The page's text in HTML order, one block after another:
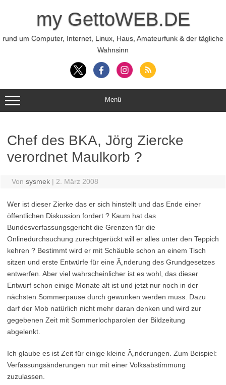
my GettoWEB.DE
rund um Computer, Internet, Linux, Haus, Amateurfunk & der tägliche
Wahnsinn
Menü
Chef des BKA, Jörg Ziercke
verordnet Maulkorb ?
Von sysmek | 2. März 2008
Wer ist dieser Zierke das er sich hinstellt und das Ende einer
öffentlichen Diskussion fordert ? Kaum hat das
Bundesverfassungsgericht die Grenzen für die
Onlinedurchsuchung zurechtgerückt will er alles unter den Teppich
kehren ? Bestimmt wird er mit Schäuble schon an einem Tisch
sitzen und erste Entwürfe für eine Ã„nderung des Grundgesetzes
entwerfen. Aber viel wahrscheinlicher ist es wohl, das dieser
Entwurf schon einige Monate alt ist und jetzt nur noch in der
nächsten Sommerpause durch gewunken werden muss. Dazu
darf der Mob natürlich nicht mehr daran denken und wird zur
gegebenen Zeit mit Sommerlochparolen der Bildzeitung
abgelenkt.
Ich glaube es ist Zeit für einige kleine Ã„nderungen. Zum Beispiel:
Verfassungsänderungen nur mit einer Volksabstimmung
zuzulassen.